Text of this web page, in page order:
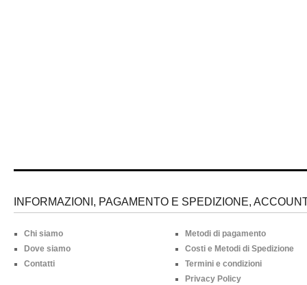
INFORMAZIONI, PAGAMENTO E SPEDIZIONE,
Chi siamo
Dove siamo
Contatti
Metodi di pagamento
Costi e Metodi di Spedizione
Termini e condizioni
Privacy Policy